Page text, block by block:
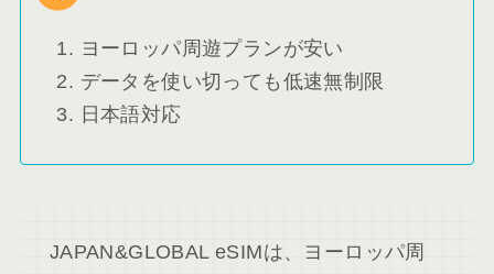
ヨーロッパ周遊プランが安い
データを使い切っても低速無制限
日本語対応
JAPAN&GLOBAL eSIMは、ヨーロッパ周